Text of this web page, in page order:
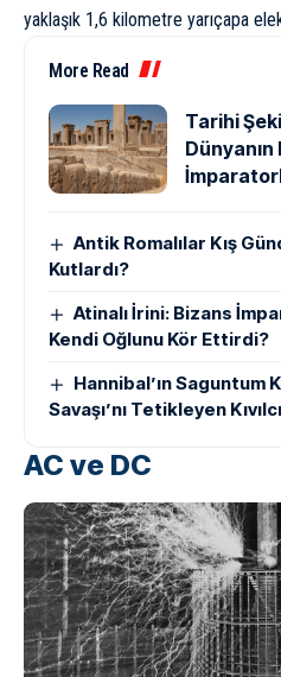
yaklaşık 1,6 kilometre yarıçapa
More Read
Tarihi
Dünyanın
Antik Romalılar Kış
Kutlardı?
Atinalı İrini: Bizans
Kendi Oğlunu Kör Ettirdi?
Hannibal’ın Saguntum
Savaşı’nı Tetikleyen
AC ve DC